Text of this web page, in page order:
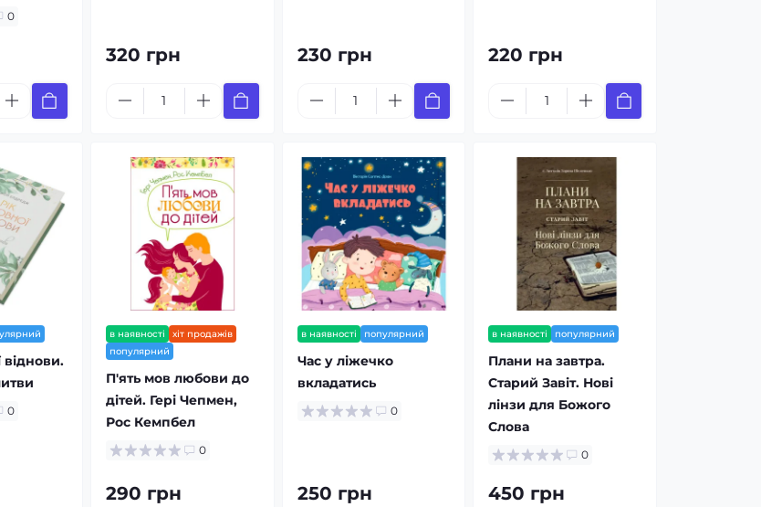
0
320 грн 230 грн 220 грн
віднови.
0
в наявності
хіт продажів
популярний
П'ять мов любови до
дітей. Гері Чепмен,
Рос Кемпбел
0
290 грн
в наявності популярний
Час у ліжечко
вкладатись
0
250 грн
в наявності популярний
Плани на завтра.
Старий Завіт. Нові
лінзи для Божого
Слова
0
450 грн